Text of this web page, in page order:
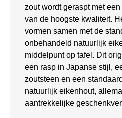
zout wordt geraspt met
van de hoogste kwaliteit.
vormen samen met de
onbehandeld natuurlijk
middelpunt op tafel. Dit
een rasp in Japanse stijl,
zoutsteen en een
natuurlijk eikenhout,
aantrekkelijke